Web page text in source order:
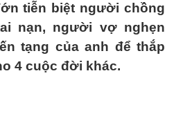
tiễn biệt người chồng
nạn, người vợ nghẹn
tạng của anh để thắp
4 cuộc đời khác.